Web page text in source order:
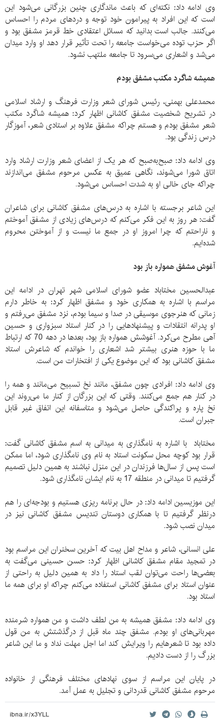
وی ادامه داد: نکته‌ای که باعث ماندگاری چنین بزرگانی می‌شود این
است که این افراد به پیرامون خود توجه و دردهای مردم را احساس
می‌کنند. جالب است بدانید که مسائل اعتقادی خط قرمز مشفق بود و
اگر حزب توده می‌خواست جامعه را تحت تأثیر قرار دهد او وارد میدان
می‌شد و اشعاری می‌سرود تا جامعه ملتهب نشود.
همیشه شاگرد مکتب مشفق بودم
محمدعلی بهمنی، رئیس شورای شعر وزارت فرهنگ و ارشاد اسلامی
در تشریح شخصیت مشفق کاشانی اظهار کرد: همیشه شاگرد مکتب
شعر مشفق بودم و هستم چراکه مشفق علاوه بر استادی شعر، آموزگار
درس زندگی بود.
وی ادامه داد: صبح‌به‌صبح که هر یک از اعضای شعر وزارت ارشاد وارد
اتاق شورا می‌شوند، نگاهی عمیق به عکس مرحوم مشفق می‌اندازند
چراکه جای خالی او به شدت احساس می‌شود.
این شاعر برجسته با اشاره به درس‌های مشفق کاشانی برای شاعران
گفت: هر روز به این فکر می‌کنم که درس‌های زیادی از مشفق آموختم
و ناراحتم که چرا امروز او در جمع ما نیست و از آموختن محروم
شده‌ایم.
آغوش مشفق همواره باز بود
عبدالحسین مختاباد عضو شورای اسلامی شهر تهران در ادامه این
مراسم با اشاره به همکاری خود و مشفق اظهار کرد: به خاطر دارم
زمانی که هنرجوی موسیقی در صدا و سیما بودم، نزد مشفق می‌رفتم و
او پدرانه انتقادات و پیشنهادهایی را در کنار استاد سبزواری و حسین
آهی مطرح می‌کرد. آغوشش همواره باز بود، بعدها در دهه 70 که ارتباط
ما با حوزه هنری بیشتر شد اشعاری را خواندم که شاعرش استاد
مشفق کاشانی بود که این موضوع یکی از افتخارات من است.
وی ادامه داد: افرادی چون مشفق، مانند نخ تسبیح می‌مانند و همه را
در کنار هم جمع می‌کنند. وقتی که این بزرگان از کنار ما می‌روند این
نخ پاره و پراکندگی حاصل می‌شود و متاسفانه این اتفاق غیر قابل
جبران است.
مختاباد با اشاره به نامگذاری به میدانی به اسم مشفق کاشانی گفت:
قرار بود کوچه محل سکونت استاد به نام وی نامگذاری شود، اما ممکن
است پس از سال‌ها فرزندان در این منزل نباشند به همین دلیل تصمیم
گرفتیم تا میدانی در منطقه 17 به نام ایشان نامگذاری شود.
این موزیسین ادامه داد: در حال برنامه ریزی هستیم و بودجه‌ای را هم
درنظر گرفتیم تا با همکاری دوستان تندیس مشفق کاشانی نیز در
میدان نصب شود.
علی انسانی، شاعر و مداح اهل بیت که آخرین سخنران این مراسم بود
در تمجید مقام مشفق کاشانی اظهار کرد: حسن حسینی می‌گفت به
بعضی‌ها راحت می‌توان لقب استاد را داد به همین دلیل به راحتی از
عنوان استاد برای مشفق کاشانی استفاده می‌کنم چراکه او برای همه ما
استاد بود.
وی ادامه داد: مشفق همیشه به من لطف داشت و من همواره شرمنده
مهربانی‌های او بودم. مشفق چند ماه قبل از درگذشتش به من قول
داده بود تا شعرهایم را ویرایش کند اما اجل مهلت نداد و ما این شاعر
بزرگ را از دست دادیم.
در پایان این مراسم از سوی نهادهای مختلف فرهنگی از خانواده
مرحوم مشفق کاشانی قدردانی و تجلیل به عمل آمد.